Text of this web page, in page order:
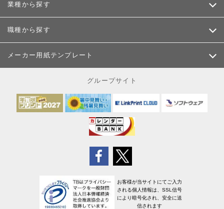
業種から探す
職種から探す
メーカー用紙テンプレート
グループサイト
お客様が当サイトにてご入力
される個人情報は、SSL信号
により暗号化され、安全に送
信されます